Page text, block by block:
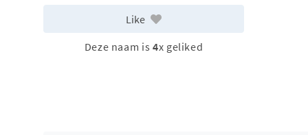
Like
Deze naam is 4x geliked